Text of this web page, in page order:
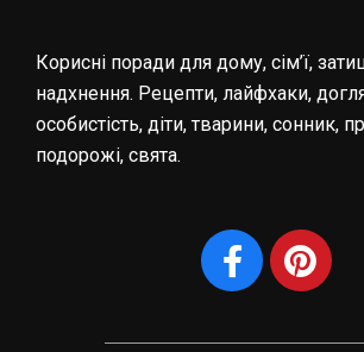
Корисні поради для дому, сім’ї,
надхнення. Рецепти, лайфхаки,
особистість, діти, тварини, сонник,
подорожі, свята.